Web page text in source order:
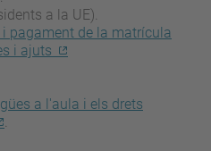
a la UE).
pagament de la matrícula
i ajuts
a l'aula i els drets
.